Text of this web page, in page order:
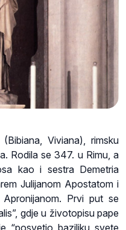
Viviana), rimsku
Rodila se 347. u Rimu, a
kao i sestra Demetria
Julijanom Apostatom i
Apronijanom. Prvi put se
gdje u životopisu pape
“posvetio baziliku svete